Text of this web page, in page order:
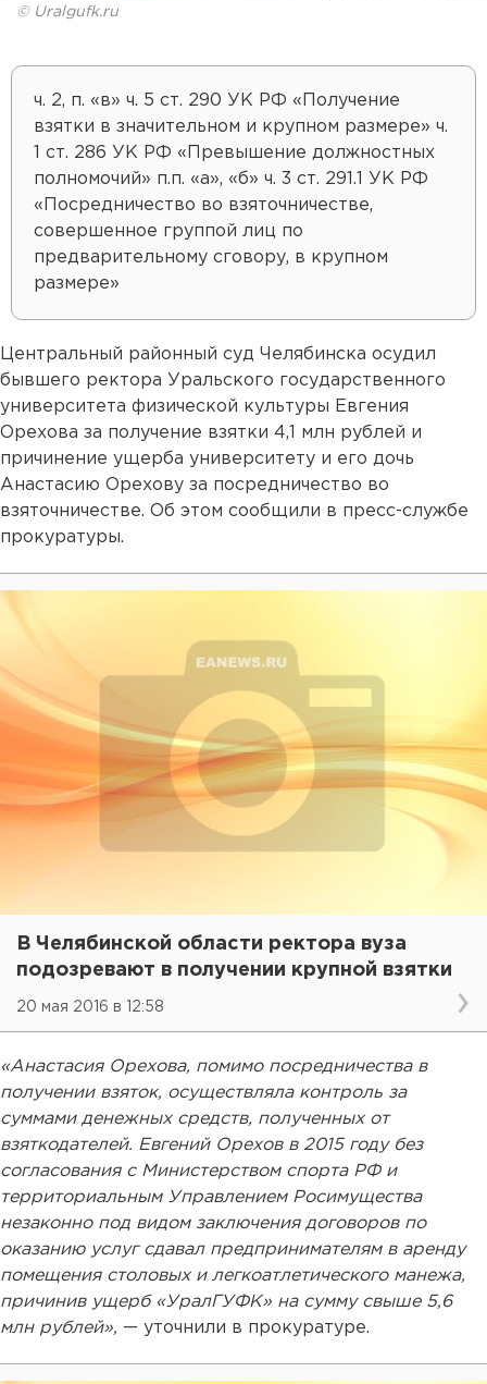
© Uralgufk.ru
ч. 2, п. «в» ч. 5 ст. 290 УК РФ «Получение
взятки в значительном и крупном размере» ч.
1 ст. 286 УК РФ «Превышение должностных
полномочий» п.п. «а», «б» ч. 3 ст. 291.1 УК РФ
«Посредничество во взяточничестве,
совершенное группой лиц по
предварительному сговору, в крупном
размере»
Центральный районный суд Челябинска осудил
бывшего ректора Уральского государственного
университета физической культуры Евгения
Орехова за получение взятки 4,1 млн рублей и
причинение ущерба университету и его дочь
Анастасию Орехову за посредничество во
взяточничестве. Об этом сообщили в пресс-службе
прокуратуры.
В Челябинской области ректора вуза
подозревают в получении крупной взятки
20 мая 2016 в 12:58
«Анастасия Орехова, помимо посредничества в
получении взяток, осуществляла контроль за
суммами денежных средств, полученных от
взяткодателей. Евгений Орехов в 2015 году без
согласования с Министерством спорта РФ и
территориальным Управлением Росимущества
незаконно под видом заключения договоров по
оказанию услуг сдавал предпринимателям в аренду
помещения столовых и легкоатлетического манежа,
причинив ущерб «УралГУФК» на сумму свыше 5,6
млн рублей», — уточнили в прокуратуре.